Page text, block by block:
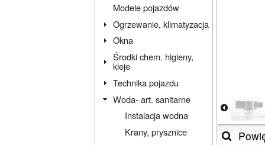
Modele pojazdów
Ogrzewanie, klimatyzacja
Okna
Środki chem. higieny,
kleje
Technika pojazdu
Woda- art. sanitarne
Instalacja wodna
Krany, prysznice